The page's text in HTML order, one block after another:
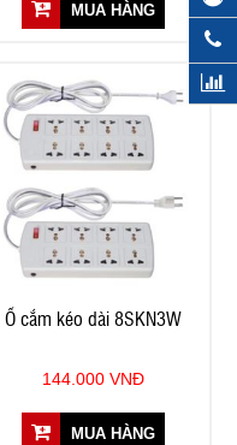
MUA HÀNG
Ổ cắm kéo dài 8SKN3W
144.000 VNĐ
MUA HÀNG